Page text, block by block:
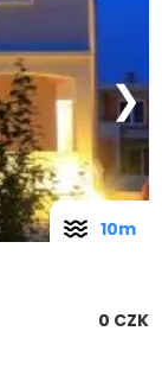
❯
0 CZK
10m